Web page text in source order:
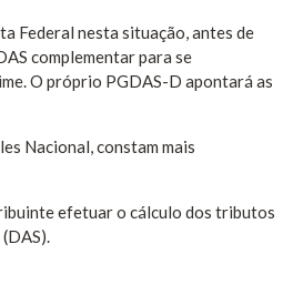
Federal nesta situação, antes de
complementar para se
O próprio PGDAS-D apontará as
Nacional, constam mais
efetuar o cálculo dos tributos